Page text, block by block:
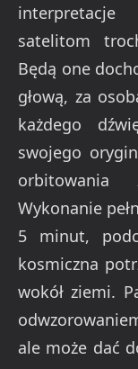
satelitom
Będą one
głową, za
każdego
swojego
orbitowania
Wykonanie
5 minut,
kosmiczna
wokół ziemi.
ale może dać